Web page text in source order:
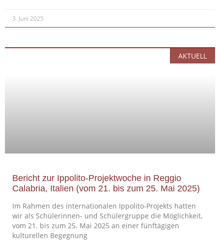
3. Juni 2025
AKTUELL
Bericht zur Ippolito-Projektwoche in Reggio
Calabria, Italien (vom 21. bis zum 25. Mai 2025)
Im Rahmen des internationalen Ippolito-Projekts hatten
wir als Schülerinnen- und Schülergruppe die Möglichkeit,
vom 21. bis zum 25. Mai 2025 an einer fünftägigen
kulturellen Begegnung